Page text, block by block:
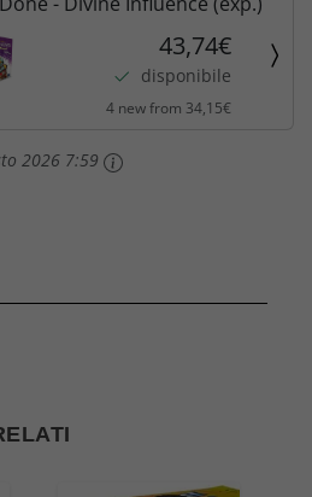
43,74€
disponibile
4 new from 34,15€
2026 7:59